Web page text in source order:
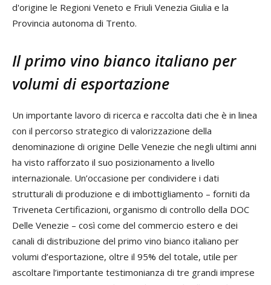
d'origine le Regioni Veneto e Friuli Venezia Giulia e la
Provincia autonoma di Trento.
Il primo vino bianco italiano per
volumi di esportazione
Un importante lavoro di ricerca e raccolta dati che è in linea
con il percorso strategico di valorizzazione della
denominazione di origine Delle Venezie che negli ultimi anni
ha visto rafforzato il suo posizionamento a livello
internazionale. Un’occasione per condividere i dati
strutturali di produzione e di imbottigliamento – forniti da
Triveneta Certificazioni, organismo di controllo della DOC
Delle Venezie – così come del commercio estero e dei
canali di distribuzione del primo vino bianco italiano per
volumi d’esportazione, oltre il 95% del totale, utile per
ascoltare l’importante testimonianza di tre grandi imprese